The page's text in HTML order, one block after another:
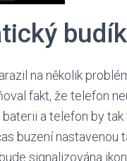
budík
na několik
fakt, že telefon
a telefon by
buzení nastavenou
signalizována